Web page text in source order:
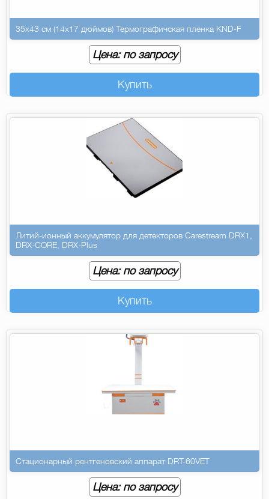
35х43 см (14х17 дюймов) Термографичская пленка KND-F
Цена: по запросу
Купить
Литий-ионный аккумулятор для детекторов Carestream DRX1,
DRX-CORE, DRX-Plus
Цена: по запросу
Купить
Стационарный рентгеновский аппарат DRT-60VET
Цена: по запросу